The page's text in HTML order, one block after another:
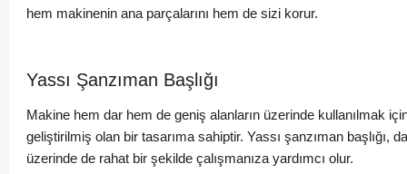
hem makinenin ana parçalarını hem de sizi korur.
Yassı Şanzıman Başlığı
Makine hem dar hem de geniş alanların üzerinde kullanılmak
geliştirilmiş olan bir tasarıma sahiptir. Yassı şanzıman başlığı,
üzerinde de rahat bir şekilde çalışmanıza yardımcı olur.